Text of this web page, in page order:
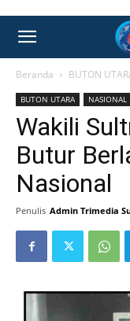
Beranda BUTON
BUTON UTARA NASIONAL
Wakili
Butur
Nasional
Penulis Admin Trimedia